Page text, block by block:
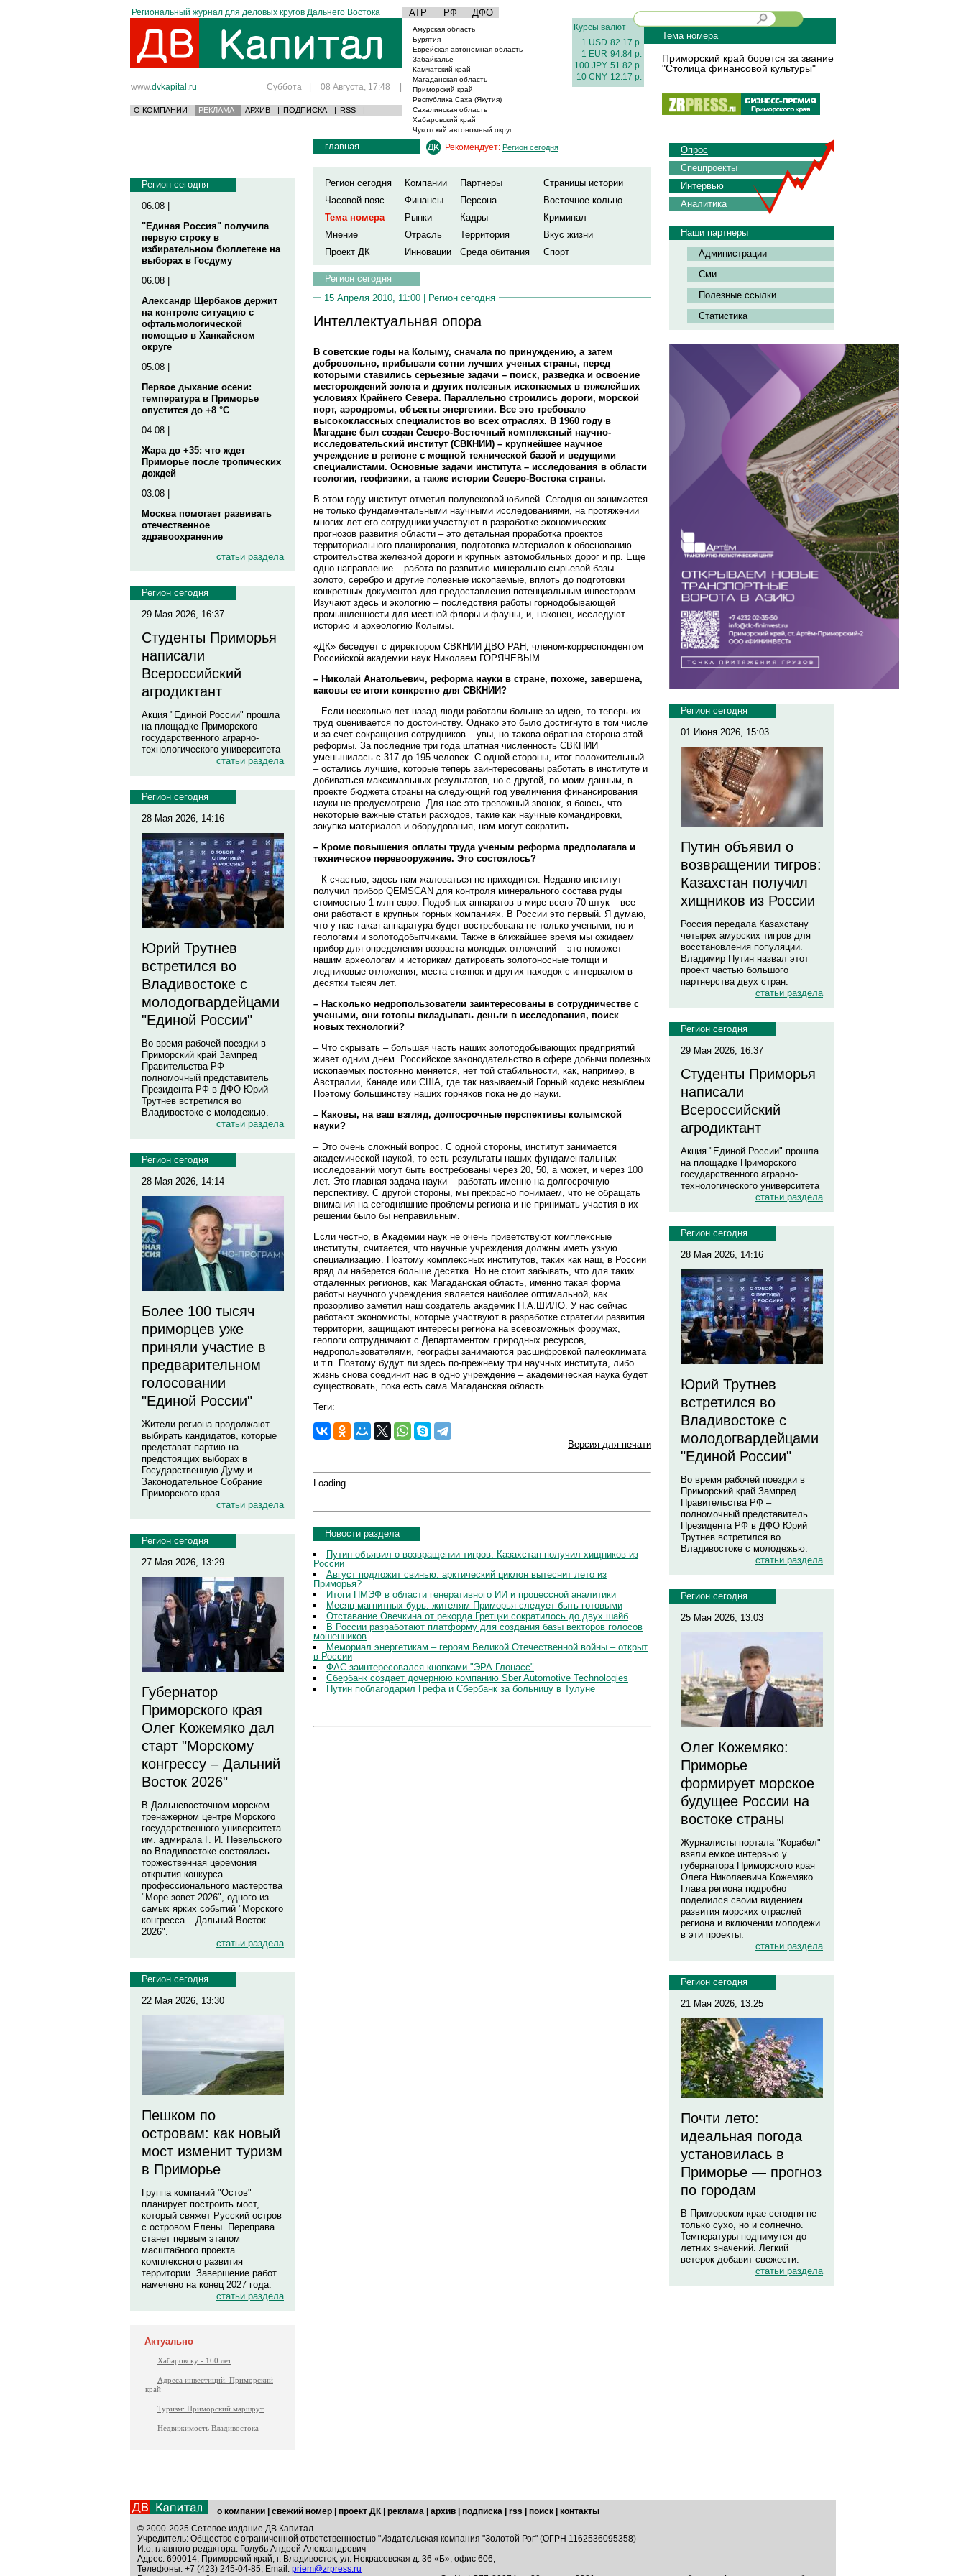
Региональный журнал для деловых кругов Дальнего Востока АТР РФ ДФО
www.dvkapital.ru Суббота | 08 Августа, 17:48 |
О КОМПАНИИ РЕКЛАМА АРХИВ | ПОДПИСКА | RSS |
Амурская область
Бурятия
Еврейская автономная область
Забайкалье
Камчатский край
Магаданская область
Приморский край
Республика Саха (Якутия)
Сахалинская область
Хабаровский край
Чукотский автономный округ
Курсы валют
1 USD 82.17 р.
1 EUR 94.84 р.
100 JPY 51.82 р.
10 CNY 12.17 р.
Тема номера
Приморский край борется за звание
"Столица финансовой культуры"
Регион сегодня
06.08 |
"Единая Россия" получила
первую строку в
избирательном бюллетене на
выборах в Госдуму
06.08 |
Александр Щербаков держит
на контроле ситуацию с
офтальмологической
помощью в Ханкайском
округе
05.08 |
Первое дыхание осени:
температура в Приморье
опустится до +8 °C
04.08 |
Жара до +35: что ждет
Приморье после тропических
дождей
03.08 |
Москва помогает развивать
отечественное
здравоохранение
статьи раздела
Регион сегодня
29 Мая 2026, 16:37
Студенты Приморья
написали
Всероссийский
агродиктант
Акция "Единой России" прошла
на площадке Приморского
государственного аграрно-
технологического университета
статьи раздела
Регион сегодня
28 Мая 2026, 14:16
Юрий Трутнев
встретился во
Владивостоке с
молодогвардейцами
"Единой России"
Во время рабочей поездки в
Приморский край Зампред
Правительства РФ –
полномочный представитель
Президента РФ в ДФО Юрий
Трутнев встретился во
Владивостоке с молодежью.
статьи раздела
Регион сегодня
28 Мая 2026, 14:14
Более 100 тысяч
приморцев уже
приняли участие в
предварительном
голосовании
"Единой России"
Жители региона продолжают
выбирать кандидатов, которые
представят партию на
предстоящих выборах в
Государственную Думу и
Законодательное Собрание
Приморского края.
статьи раздела
Регион сегодня
27 Мая 2026, 13:29
Губернатор
Приморского края
Олег Кожемяко дал
старт "Морскому
конгрессу – Дальний
Восток 2026"
В Дальневосточном морском
тренажерном центре Морского
государственного университета
им. адмирала Г. И. Невельского
во Владивостоке состоялась
торжественная церемония
открытия конкурса
профессионального мастерства
"Море зовет 2026", одного из
самых ярких событий "Морского
конгресса – Дальний Восток
2026".
статьи раздела
Регион сегодня
22 Мая 2026, 13:30
Пешком по
островам: как новый
мост изменит туризм
в Приморье
Группа компаний "Остов"
планирует построить мост,
который свяжет Русский остров
с островом Елены. Переправа
станет первым этапом
масштабного проекта
комплексного развития
территории. Завершение работ
намечено на конец 2027 года.
статьи раздела
Актуально
Хабаровску - 160 лет
Адреса инвестиций. Приморский
край
Туризм: Приморский маршрут
Недвижимость Владивостока
главная Рекомендует: Регион сегодня
Регион сегодня Компании Партнеры
Страницы истории
Часовой пояс
Финансы Персона
Восточное кольцо
Тема номера
Рынки Кадры
Криминал
Мнение
Отрасль Территория
Вкус жизни
Проект ДК
Инновации Среда обитания Спорт
Регион сегодня
15 Апреля 2010, 11:00 | Регион сегодня
Интеллектуальная опора
В советские годы на Колыму, сначала по принуждению, а затем
добровольно, прибывали сотни лучших ученых страны, перед
которыми ставились серьезные задачи – поиск, разведка и освоение
месторождений золота и других полезных ископаемых в тяжелейших
условиях Крайнего Севера. Параллельно строились дороги, морской
порт, аэродромы, объекты энергетики. Все это требовало
высококлассных специалистов во всех отраслях. В 1960 году в
Магадане был создан Северо-Восточный комплексный научно-
исследовательский институт (СВКНИИ) – крупнейшее научное
учреждение в регионе с мощной технической базой и ведущими
специалистами. Основные задачи института – исследования в области
геологии, геофизики, а также истории Северо-Востока страны.
В этом году институт отметил полувековой юбилей. Сегодня он занимается
не только фундаментальными научными исследованиями, на протяжении
многих лет его сотрудники участвуют в разработке экономических
прогнозов развития области – это детальная проработка проектов
территориального планирования, подготовка материалов к обоснованию
строительства железной дороги и крупных автомобильных дорог и пр. Еще
одно направление – работа по развитию минерально-сырьевой базы –
золото, серебро и другие полезные ископаемые, вплоть до подготовки
конкретных документов для предоставления потенциальным инвесторам.
Изучают здесь и экологию – последствия работы горнодобывающей
промышленности для местной флоры и фауны, и, наконец, исследуют
историю и археологию Колымы.
«ДК» беседует с директором СВКНИИ ДВО РАН, членом-корреспондентом
Российской академии наук Николаем ГОРЯЧЕВЫМ.
– Николай Анатольевич, реформа науки в стране, похоже, завершена,
каковы ее итоги конкретно для СВКНИИ?
– Если несколько лет назад люди работали больше за идею, то теперь их
труд оценивается по достоинству. Однако это было достигнуто в том числе
и за счет сокращения сотрудников – увы, но такова обратная сторона этой
реформы. За последние три года штатная численность СВКНИИ
уменьшилась с 317 до 195 человек. С одной стороны, итог положительный
– остались лучшие, которые теперь заинтересованы работать в институте и
добиваться максимальных результатов, но с другой, по моим данным, в
проекте бюджета страны на следующий год увеличения финансирования
науки не предусмотрено. Для нас это тревожный звонок, я боюсь, что
некоторые важные статьи расходов, такие как научные командировки,
закупка материалов и оборудования, нам могут сократить.
– Кроме повышения оплаты труда ученым реформа предполагала и
техническое перевооружение. Это состоялось?
– К счастью, здесь нам жаловаться не приходится. Недавно институт
получил прибор QEMSCAN для контроля минерального состава руды
стоимостью 1 млн евро. Подобных аппаратов в мире всего 70 штук – все
они работают в крупных горных компаниях. В России это первый. Я думаю,
что у нас такая аппаратура будет востребована не только учеными, но и
геологами и золотодобытчиками. Также в ближайшее время мы ожидаем
прибор для определения возраста молодых отложений – это поможет
нашим археологам и историкам датировать золотоносные толщи и
ледниковые отложения, места стоянок и других находок с интервалом в
десятки тысяч лет.
– Насколько недропользователи заинтересованы в сотрудничестве с
учеными, они готовы вкладывать деньги в исследования, поиск
новых технологий?
– Что скрывать – большая часть наших золотодобывающих предприятий
живет одним днем. Российское законодательство в сфере добычи полезных
ископаемых постоянно меняется, нет той стабильности, как, например, в
Австралии, Канаде или США, где так называемый Горный кодекс незыблем.
Поэтому большинству наших горняков пока не до науки.
– Каковы, на ваш взгляд, долгосрочные перспективы колымской
науки?
– Это очень сложный вопрос. С одной стороны, институт занимается
академической наукой, то есть результаты наших фундаментальных
исследований могут быть востребованы через 20, 50, а может, и через 100
лет. Это главная задача науки – работать именно на долгосрочную
перспективу. С другой стороны, мы прекрасно понимаем, что не обращать
внимания на сегодняшние проблемы региона и не принимать участия в их
решении было бы неправильным.
Если честно, в Академии наук не очень приветствуют комплексные
институты, считается, что научные учреждения должны иметь узкую
специализацию. Поэтому комплексных институтов, таких как наш, в России
вряд ли наберется больше десятка. Но не стоит забывать, что для таких
отдаленных регионов, как Магаданская область, именно такая форма
работы научного учреждения является наиболее оптимальной, как
прозорливо заметил наш создатель академик Н.А.ШИЛО. У нас сейчас
работают экономисты, которые участвуют в разработке стратегии развития
территории, защищают интересы региона на всевозможных форумах,
геологи сотрудничают с Департаментом природных ресурсов,
недропользователями, географы занимаются расшифровкой палеоклимата
и т.п. Поэтому будут ли здесь по-прежнему три научных института, либо
жизнь снова соединит нас в одно учреждение – академическая наука будет
существовать, пока есть сама Магаданская область.
Теги:
Версия для печати
Loading...
Новости раздела
Путин объявил о возвращении тигров: Казахстан получил хищников из
России
Август подложит свинью: арктический циклон вытеснит лето из
Приморья?
Итоги ПМЭФ в области генеративного ИИ и процессной аналитики
Месяц магнитных бурь: жителям Приморья следует быть готовыми
Отставание Овечкина от рекорда Гретцки сократилось до двух шайб
В России разработают платформу для создания базы векторов голосов
мошенников
Мемориал энергетикам – героям Великой Отечественной войны – открыт
в России
ФАС заинтересовался кнопками "ЭРА-Глонасс"
Сбербанк создает дочернюю компанию Sber Automotive Technologies
Путин поблагодарил Грефа и Сбербанк за больницу в Тулуне
Опрос
Спецпроекты
Интервью
Аналитика
Наши партнеры
Администрации
Сми
Полезные ссылки
Статистика
Регион сегодня
01 Июня 2026, 15:03
Путин объявил о
возвращении тигров:
Казахстан получил
хищников из России
Россия передала Казахстану
четырех амурских тигров для
восстановления популяции.
Владимир Путин назвал этот
проект частью большого
партнерства двух стран.
статьи раздела
Регион сегодня
29 Мая 2026, 16:37
Студенты Приморья
написали
Всероссийский
агродиктант
Акция "Единой России" прошла
на площадке Приморского
государственного аграрно-
технологического университета
статьи раздела
Регион сегодня
28 Мая 2026, 14:16
Юрий Трутнев
встретился во
Владивостоке с
молодогвардейцами
"Единой России"
Во время рабочей поездки в
Приморский край Зампред
Правительства РФ –
полномочный представитель
Президента РФ в ДФО Юрий
Трутнев встретился во
Владивостоке с молодежью.
статьи раздела
Регион сегодня
25 Мая 2026, 13:03
Олег Кожемяко:
Приморье
формирует морское
будущее России на
востоке страны
Журналисты портала "Корабел"
взяли емкое интервью у
губернатора Приморского края
Олега Николаевича Кожемяко
Глава региона подробно
поделился своим видением
развития морских отраслей
региона и включении молодежи
в эти проекты.
статьи раздела
Регион сегодня
21 Мая 2026, 13:25
Почти лето:
идеальная погода
установилась в
Приморье — прогноз
по городам
В Приморском крае сегодня не
только сухо, но и солнечно.
Температуры поднимутся до
летних значений. Легкий
ветерок добавит свежести.
статьи раздела
о компании свежий номер проект ДК реклама архив подписка rss поиск
контакты
© 2000-2025 Сетевое издание ДВ Капитал
Учредитель: Общество с ограниченной ответственностью "Издательская компания "Золотой Рог" (ОГРН 1162536095358)
И.о. главного редактора: Голубь Андрей Александрович
Адрес: 690014, Приморский край, г. Владивосток, ул. Некрасовская д. 36 «Б», офис 606;
Телефоны: +7 (423) 245-04-85; Email: priem@zrpress.ru